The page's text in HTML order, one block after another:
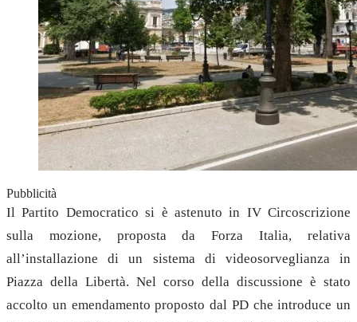
Pubblicità
Il Partito Democratico si è astenuto in IV Circoscrizione
sulla mozione, proposta da Forza Italia, relativa
all’installazione di un sistema di videosorveglianza in
Piazza della Libertà. Nel corso della discussione è stato
accolto un emendamento proposto dal PD che introduce un